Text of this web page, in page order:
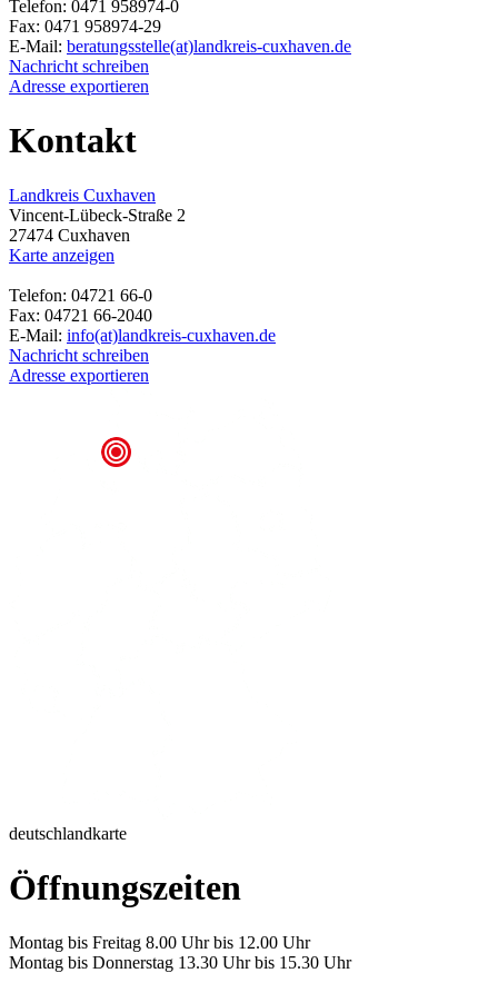
Telefon: 0471 958974-0
Fax: 0471 958974-29
E-Mail: beratungsstelle(at)landkreis-cuxhaven.de
Nachricht schreiben
Adresse exportieren
Kontakt
Landkreis Cuxhaven
Vincent-Lübeck-Straße 2
27474 Cuxhaven
Karte anzeigen
Telefon: 04721 66-0
Fax: 04721 66-2040
E-Mail: info(at)landkreis-cuxhaven.de
Nachricht schreiben
Adresse exportieren
deutschlandkarte
Öffnungszeiten
Montag bis Freitag 8.00 Uhr bis 12.00 Uhr
Montag bis Donnerstag 13.30 Uhr bis 15.30 Uhr